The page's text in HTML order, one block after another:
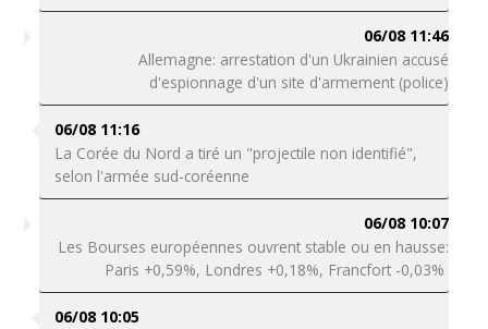
06/08 11:46
Allemagne: arrestation d'un Ukrainien accusé
d'espionnage d'un site d'armement (police)
06/08 11:16
La Corée du Nord a tiré un "projectile non identifié",
selon l'armée sud-coréenne
06/08 10:07
Les Bourses européennes ouvrent stable ou en hausse:
Paris +0,59%, Londres +0,18%, Francfort -0,03%
06/08 10:05